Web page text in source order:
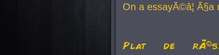
On a essayÃ©â¦
Plat de